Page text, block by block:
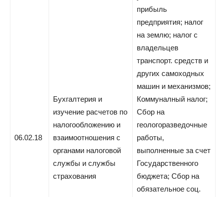
06.02.18
Бухгалтерия и
изучение расчетов по
налогообложению и
взаимоотношения с
органами налоговой
службы и службы
страхования
прибыль
предприятия; налог
на землю; налог с
владельцев
транспорт. средств и
других самоходных
машин и механизмов;
Коммуналный налог;
Сбор на
геологоразведочные
работы,
выполненные за счет
Государственного
бюджета; Сбор на
обязательное соц.